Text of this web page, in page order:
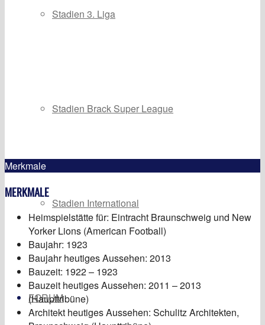
Stadien 3. Liga
Stadien Brack Super League
Stadien International
FORUM
Merkmale
MERKMALE
Heimspielstätte für: Eintracht Braunschweig und New
Yorker Lions (American Football)
Baujahr: 1923
Baujahr heutiges Aussehen: 2013
Bauzeit: 1922 – 1923
Bauzeit heutiges Aussehen: 2011 – 2013
(Haupttribüne)
Architekt heutiges Aussehen: Schulitz Architekten,